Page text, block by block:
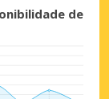
de